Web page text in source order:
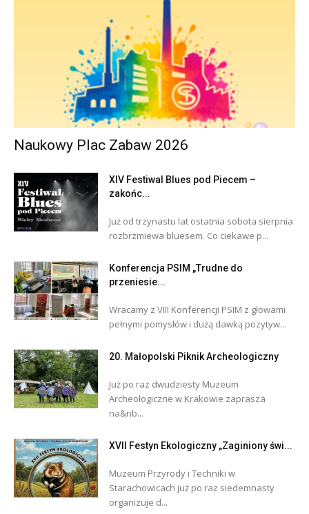
Naukowy Plac Zabaw 2026
XIV Festiwal Blues pod Piecem –
zakońc...
Już od trzynastu lat ostatnia sobota sierpnia
rozbrzmiewa bluesem. Co ciekawe p...
Konferencja PSIM „Trudne do
przeniesie...
Wracamy z VIII Konferencji PSIM z głowami
pełnymi pomysłów i dużą dawką pozytyw...
20. Małopolski Piknik Archeologiczny
Już po raz dwudziesty Muzeum
Archeologiczne w Krakowie zaprasza
na&nb...
XVII Festyn Ekologiczny „Zaginiony świ...
Muzeum Przyrody i Techniki w
Starachowicach już po raz siedemnasty
organizuje d...